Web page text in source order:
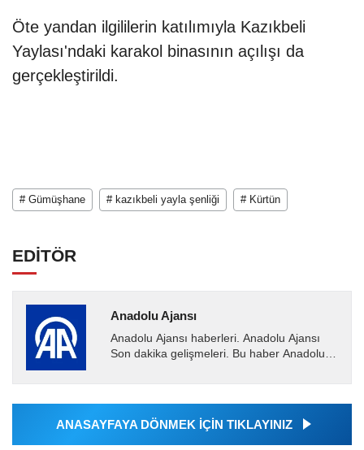
Öte yandan ilgililerin katılımıyla Kazıkbeli
Yaylası'ndaki karakol binasının açılışı da
gerçekleştirildi.
# Gümüşhane # kazıkbeli yayla şenliği # Kürtün
EDİTÖR
Anadolu Ajansı
Anadolu Ajansı haberleri. Anadolu Ajansı
Son dakika gelişmeleri. Bu haber Anadolu
Ajansı tarafından...
ANASAYFAYA DÖNMEK İÇİN TIKLAYINIZ